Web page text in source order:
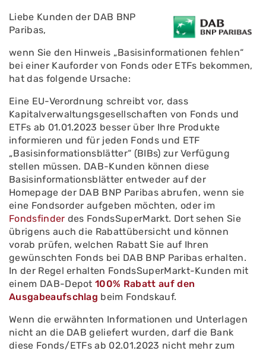
Liebe Kunden der DAB BNP
Paribas,
wenn Sie den Hinweis „Basisinformationen fehlen“
bei einer Kauforder von Fonds oder ETFs bekommen,
hat das folgende Ursache:
Eine EU-Verordnung schreibt vor, dass
Kapitalverwaltungsgesellschaften von Fonds und
ETFs ab 01.01.2023 besser über Ihre Produkte
informieren und für jeden Fonds und ETF
„Basisinformationsblätter“ (BIBs) zur Verfügung
stellen müssen. DAB-Kunden können diese
Basisinformationsblätter entweder auf der
Homepage der DAB BNP Paribas abrufen, wenn sie
eine Fondsorder aufgeben möchten, oder im
Fondsfinder des FondsSuperMarkt. Dort sehen Sie
übrigens auch die Rabattübersicht und können
vorab prüfen, welchen Rabatt Sie auf Ihren
gewünschten Fonds bei DAB BNP Paribas erhalten.
In der Regel erhalten FondsSuperMarkt-Kunden mit
einem DAB-Depot100% Rabatt auf den
Ausgabeaufschlag beim Fondskauf.
Wenn die erwähnten Informationen und Unterlagen
nicht an die DAB geliefert wurden, darf die Bank
diese Fonds/ETFs ab 02.01.2023 nicht mehr zum